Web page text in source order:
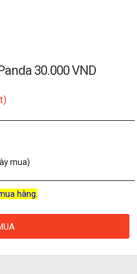
30.000 VND
mua)
hàng.